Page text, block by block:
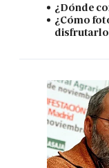
¿Dónde
¿Cómo